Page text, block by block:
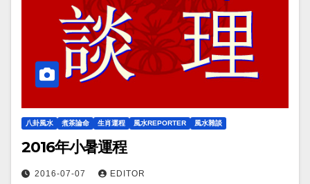
八卦風水 煮茶論命 生肖運程 風水REPORTER 風水雜談
2016年小暑運程
2016-07-07 EDITOR